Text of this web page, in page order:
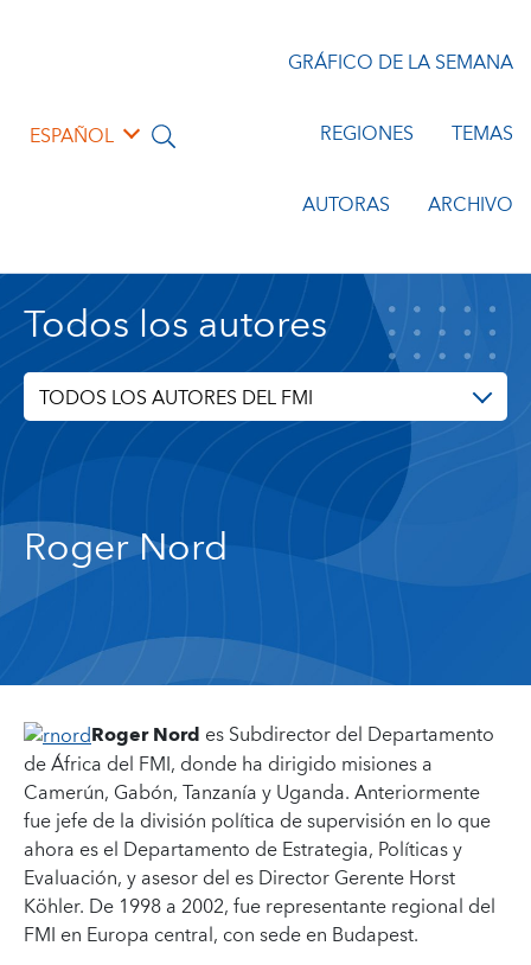
ESPAÑOL
GRÁFICO DE LA SEMANA
REGIONES TEMAS
AUTORAS ARCHIVO
Todos los autores
TODOS LOS AUTORES DEL FMI
Roger Nord
Roger Nord es Subdirector del Departamento
de África del FMI, donde ha dirigido misiones a
Camerún, Gabón, Tanzanía y Uganda. Anteriormente
fue jefe de la división política de supervisión en lo que
ahora es el Departamento de Estrategia, Políticas y
Evaluación, y asesor del es Director Gerente Horst
Köhler. De 1998 a 2002, fue representante regional del
FMI en Europa central, con sede en Budapest.